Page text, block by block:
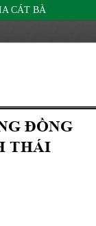
CÁT BÀ